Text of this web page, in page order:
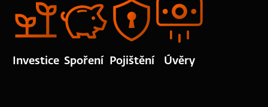
Investice Spoření Pojištění Úvěry